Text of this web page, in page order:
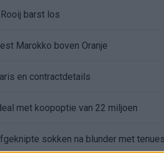
barst los
Marokko boven Oranje
en contractdetails
met koopoptie van 22 miljoen
sokken na blunder met tenues